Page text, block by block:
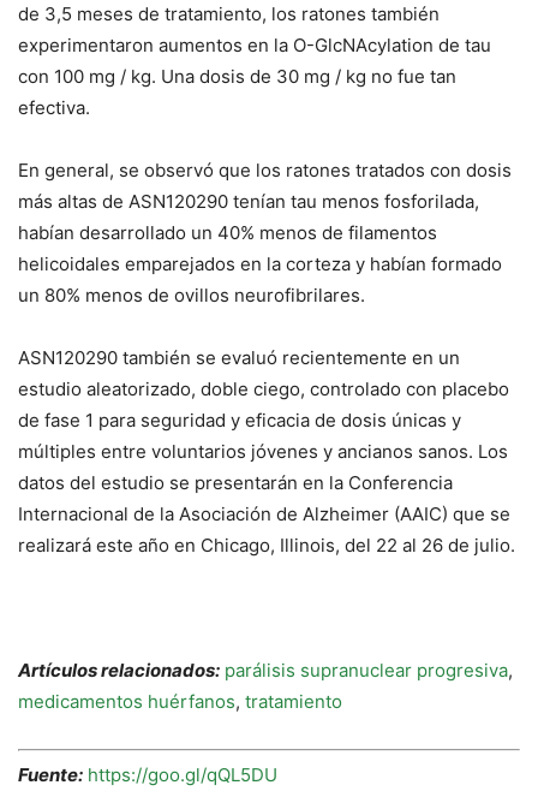
de 3,5 meses de tratamiento, los ratones también
experimentaron aumentos en la O-GlcNAcylation de tau
con 100 mg / kg. Una dosis de 30 mg / kg no fue tan
efectiva.
En general, se observó que los ratones tratados con dosis
más altas de ASN120290 tenían tau menos fosforilada,
habían desarrollado un 40% menos de filamentos
helicoidales emparejados en la corteza y habían formado
un 80% menos de ovillos neurofibrilares.
ASN120290 también se evaluó recientemente en un
estudio aleatorizado, doble ciego, controlado con placebo
de fase 1 para seguridad y eficacia de dosis únicas y
múltiples entre voluntarios jóvenes y ancianos sanos. Los
datos del estudio se presentarán en la Conferencia
Internacional de la Asociación de Alzheimer (AAIC) que se
realizará este año en Chicago, Illinois, del 22 al 26 de julio.
Artículos relacionados: parálisis supranuclear progresiva,
medicamentos huérfanos, tratamiento
Fuente: https://goo.gl/qQL5DU